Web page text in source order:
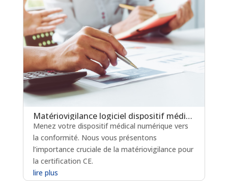
Matériovigilance logiciel dispositif médical : un levier clé pour la certification en soins critiques
Menez votre dispositif médical numérique vers
la conformité. Nous vous présentons
l’importance cruciale de la matériovigilance pour
la certification CE.
lire plus